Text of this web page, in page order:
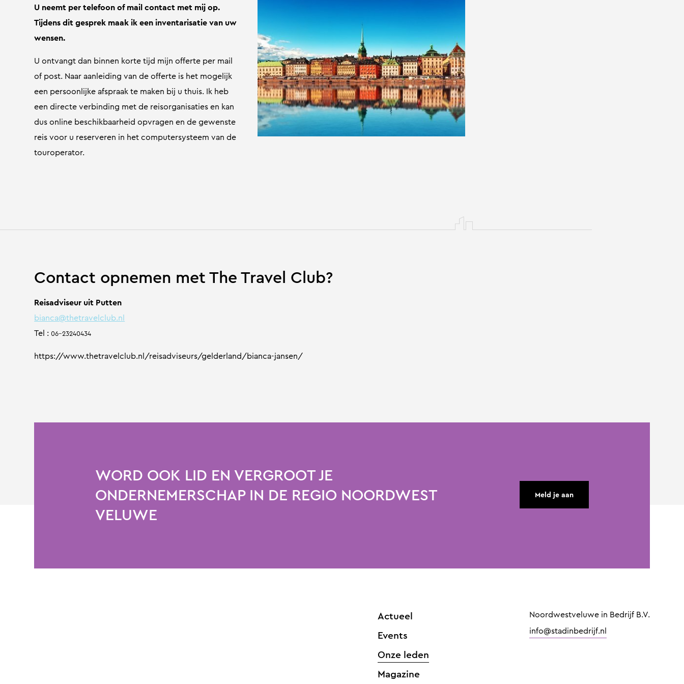
U neemt per telefoon of mail contact met mij op.
Tijdens dit gesprek maak ik een inventarisatie van uw
wensen.
U ontvangt dan binnen korte tijd mijn offerte per mail
of post. Naar aanleiding van de offerte is het mogelijk
een persoonlijke afspraak te maken bij u thuis. Ik heb
een directe verbinding met de reisorganisaties en kan
dus online beschikbaarheid opvragen en de gewenste
reis voor u reserveren in het computersysteem van de
touroperator.
Contact opnemen met The Travel Club?
Reisadviseur uit Putten
bianca@thetravelclub.nl
Tel :06-23240434
https://www.thetravelclub.nl/reisadviseurs/gelderland/bianca-jansen/
WORD OOK LID EN VERGROOT JE
ONDERNEMERSCHAP IN DE REGIO NOORDWEST
VELUWE
Meld je aan
Actueel
Events
Onze leden
Magazine
Noordwestveluwe in Bedrijf B.V.
info@stadinbedrijf.nl